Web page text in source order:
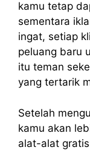
kamu tetap
sementara
ingat, setiap
peluang baru
itu teman
yang tertarik
Setelah
kamu akan
alat-alat